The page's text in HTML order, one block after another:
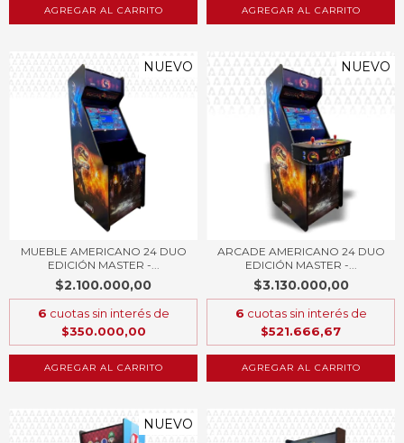
AGREGAR AL CARRITO AGREGAR AL CARRITO
NUEVO
MUEBLE AMERICANO 24 DUO
EDICIÓN MASTER -...
$2.100.000,00
6 cuotas sin interés de
$350.000,00
AGREGAR AL CARRITO
NUEVO
ARCADE AMERICANO 24 DUO
EDICIÓN MASTER -...
$3.130.000,00
6 cuotas sin interés de
$521.666,67
AGREGAR AL CARRITO
NUEVO